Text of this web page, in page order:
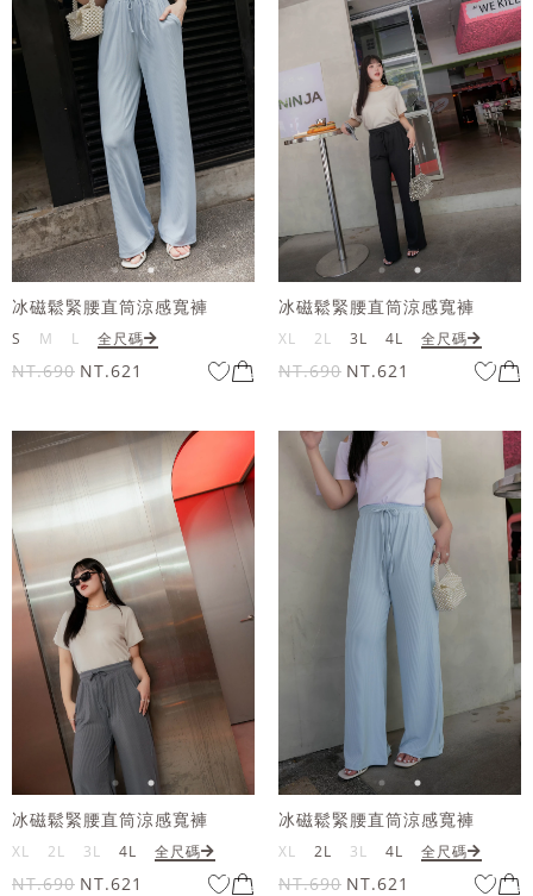
冰磁鬆緊腰直筒涼感寬褲
S M L 全尺碼
NT.690 NT.621
冰磁鬆緊腰直筒涼感寬褲
XL 2L 3L 4L 全尺碼
NT.690 NT.621
冰磁鬆緊腰直筒涼感寬褲
XL 2L 3L 4L 全尺碼
NT.690 NT.621
冰磁鬆緊腰直筒涼感寬褲
XL 2L 3L 4L 全尺碼
NT.690 NT.621